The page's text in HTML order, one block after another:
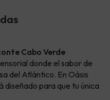
Cabo Verde
donde el sabor de
del Atlántico. En Oásis
diseñado para que tu única